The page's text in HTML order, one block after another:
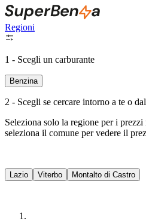
Regioni
1 - Scegli un carburante
Benzina
2 - Scegli se cercare intorno a te o
Seleziona solo la regione per i
seleziona il comune per vedere il
Lazio Viterbo Montalto di Castro